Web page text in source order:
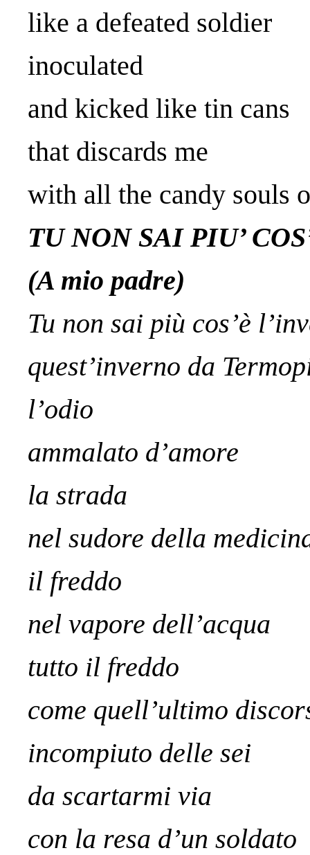
like a defeated soldier
inoculated
and kicked like tin cans
that discards me
with all the candy souls
TU NON SAI PIU’
(A mio padre)
Tu non sai più cos’è
quest’inverno da
l’odio
ammalato d’amore
la strada
nel sudore della
il freddo
nel vapore dell’acqua
tutto il freddo
come quell’ultimo
incompiuto delle sei
da scartarmi via
con la resa d’un soldato